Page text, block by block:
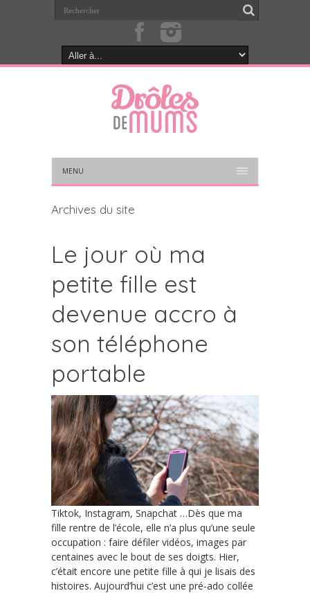
MENU
Archives du site
Le jour où ma
petite fille est
devenue accro à
son téléphone
portable
Tiktok, Instagram, Snapchat …Dès que ma
fille rentre de l’école, elle n’a plus qu’une seule
occupation : faire défiler vidéos, images par
centaines avec le bout de ses doigts. Hier,
c’était encore une petite fille à qui je lisais des
histoires. Aujourd’hui c’est une pré-ado collée